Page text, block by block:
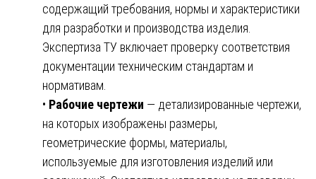
содержащий требования, нормы и характеристики
для разработки и производства изделия.
Экспертиза ТУ включает проверку соответствия
документации техническим стандартам и
нормативам.
• Рабочие чертежи — детализированные чертежи,
на которых изображены размеры,
геометрические формы, материалы,
используемые для изготовления изделий или